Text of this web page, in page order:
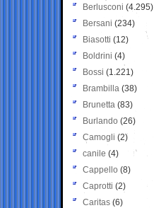
Berlusconi (4.295)
Bersani (234)
Biasotti (12)
Boldrini (4)
Bossi (1.221)
Brambilla (38)
Brunetta (83)
Burlando (26)
Camogli (2)
canile (4)
Cappello (8)
Caprotti (2)
Caritas (6)